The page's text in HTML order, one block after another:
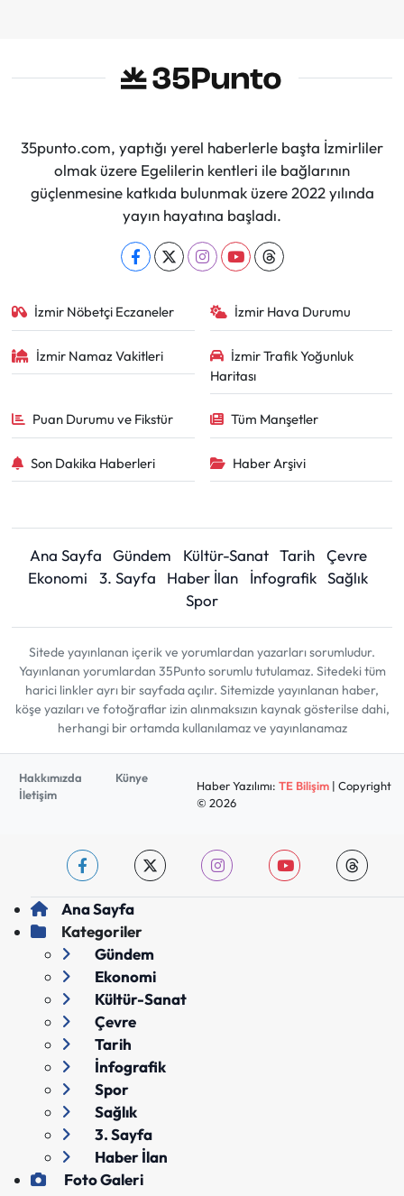
35punto.com, yaptığı yerel haberlerle başta İzmirliler
olmak üzere Egelilerin kentleri ile bağlarının
güçlenmesine katkıda bulunmak üzere 2022 yılında
yayın hayatına başladı.
İzmir Nöbetçi Eczaneler İzmir Hava Durumu
İzmir Namaz Vakitleri
İzmir Trafik Yoğunluk
Haritası
Puan Durumu ve Fikstür Tüm Manşetler
Son Dakika Haberleri Haber Arşivi
Ana Sayfa Gündem Kültür-Sanat Tarih
Çevre
Ekonomi
3. Sayfa Haber İlan İnfografik Sağlık
Spor
Sitede yayınlanan içerik ve yorumlardan yazarları sorumludur.
Yayınlanan yorumlardan 35Punto sorumlu tutulamaz. Sitedeki tüm
harici linkler ayrı bir sayfada açılır. Sitemizde yayınlanan haber,
köşe yazıları ve fotoğraflar izin alınmaksızın kaynak gösterilse dahi,
herhangi bir ortamda kullanılamaz ve yayınlanamaz
Hakkımızda
Künye
İletişim
Haber Yazılımı: TE Bilişim| Copyright
© 2026
Ana Sayfa
Kategoriler
Gündem
Ekonomi
Kültür-Sanat
Çevre
Tarih
İnfografik
Spor
Sağlık
3. Sayfa
Haber İlan
Foto Galeri